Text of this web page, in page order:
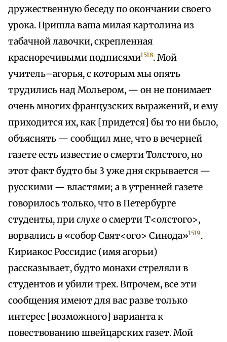
дружественную беседу по окончании своего
урока. Пришла ваша милая картолина из
табачной лавочки, скрепленная
красноречивыми подписями1518. Мой
учитель–агорья, с которым мы опять
трудились над Мольером, — он не понимает
очень многих французских выражений, и ему
приходится их, как [придется] бы то ни было,
объяснять — сообщил мне, что в вечерней
газете есть известие о смерти Толстого, но
этот факт будто бы 3 уже дня скрывается —
русскими — властями; а в утренней газете
говорилось только, что в Петербурге
студенты, прислухео смерти Т<олстого>,
ворвались в «собор Свят<ого> Синода»1519.
Кириакос Россидис (имя агорьи)
рассказывает, будто монахи стреляли в
студентов и убили трех. Впрочем, все эти
сообщения имеют для вас разве только
интерес [возможного] варианта к
повествованию швейцарских газет. Мой